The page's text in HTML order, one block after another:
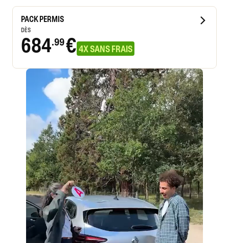
PACK PERMIS
DÈS
684.99€ 4X SANS FRAIS